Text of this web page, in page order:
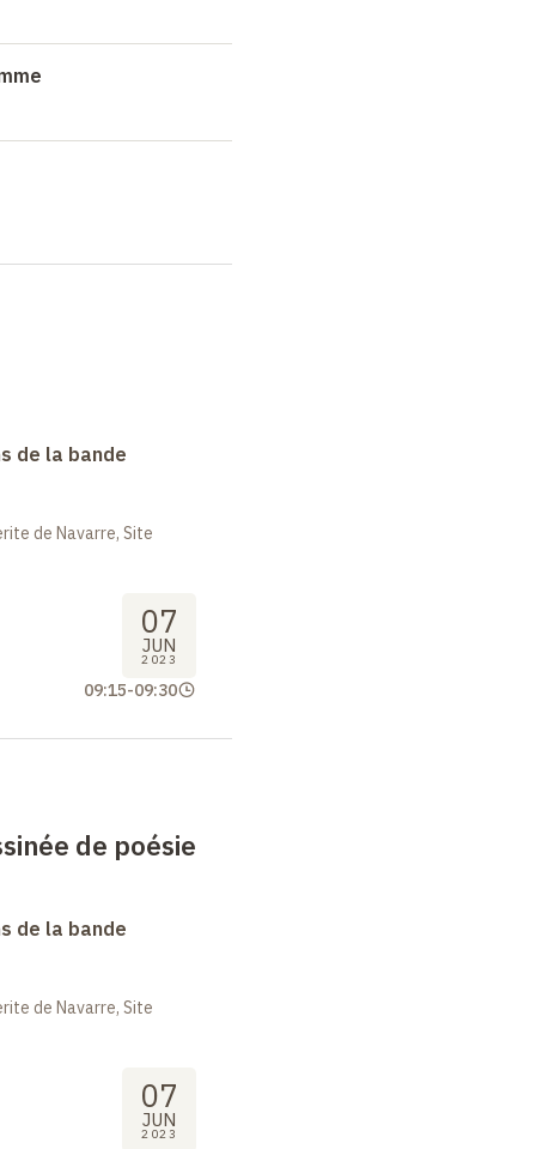
de la bande
de Navarre, Site
07
JUN
2023
09:15-09:30
de poésie
de la bande
de Navarre, Site
07
JUN
2023